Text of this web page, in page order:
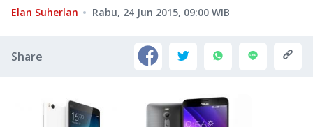
Elan Suherlan Rabu, 24 Jun 2015, 09:00 WIB
Share